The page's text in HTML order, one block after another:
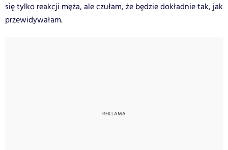
się tylko reakcji męża, ale czułam, że będzie dokładnie tak, jak
przewidywałam.